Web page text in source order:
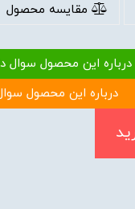
مقایسه محصول
درباره این محصول سوال
درباره این محصول